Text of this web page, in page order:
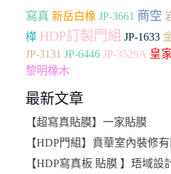
寫真 新岳白橡 JP-3661 商空
樺 HDP訂製門組 JP-1633
JP-3131 JP-6446 JP-3529A 皇
黎明橡木
最新文章
【超寫真貼膜】一家貼膜
【HDP門組】賁華室內裝修
【HDP寫真板 貼膜 】珸域設